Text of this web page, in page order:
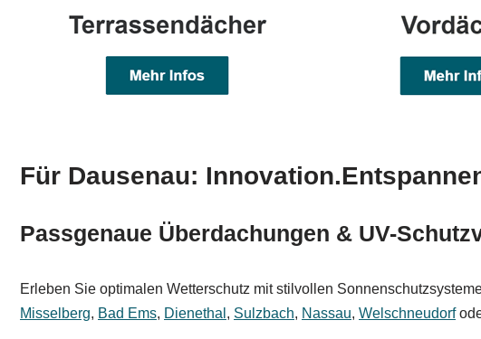
Für Dausenau:
Passgenaue Überdachungen & UV-
Erleben Sie optimalen Wetterschutz mit stilvollen
Misselberg, Bad Ems, Dienethal , Sulzbach, Nassau, Welschneudorf